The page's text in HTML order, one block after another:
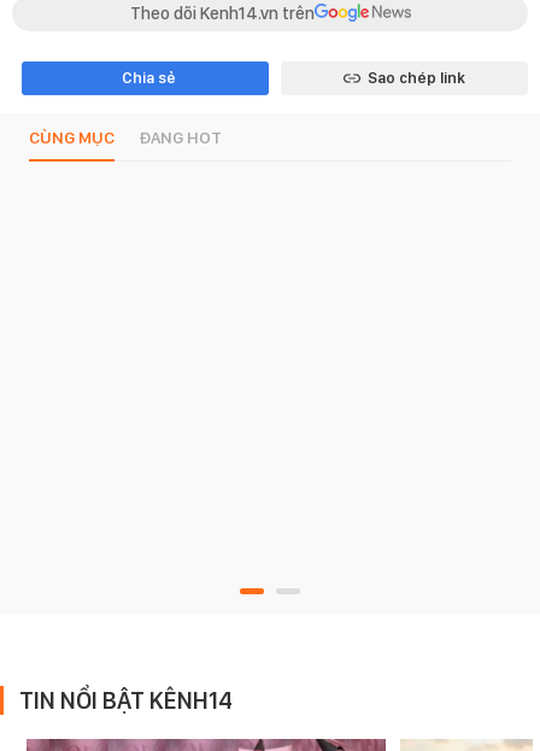
Theo dõi Kenh14.vn trên
Chia sẻ Sao chép link
CÙNG MỤC ĐANG HOT
TIN NỔI BẬT KÊNH14